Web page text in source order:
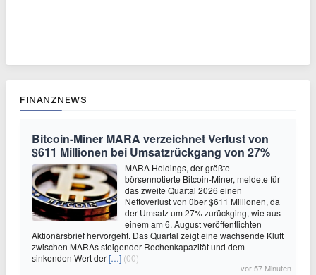
FINANZNEWS
Bitcoin-Miner MARA verzeichnet Verlust von
$611 Millionen bei Umsatzrückgang von 27%
MARA Holdings, der größte
börsennotierte Bitcoin-Miner, meldete für
das zweite Quartal 2026 einen
Nettoverlust von über $611 Millionen, da
der Umsatz um 27% zurückging, wie aus
einem am 6. August veröffentlichten
Aktionärsbrief hervorgeht. Das Quartal zeigt eine wachsende Kluft
zwischen MARAs steigender Rechenkapazität und dem
sinkenden Wert der[…] (00)
vor 57 Minuten